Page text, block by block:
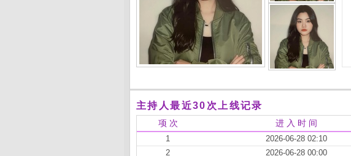
主持人最近30次上线记录
项 次 进 入 时 间
1 2026-06-28 02:10
2
2026-06-28 00:00